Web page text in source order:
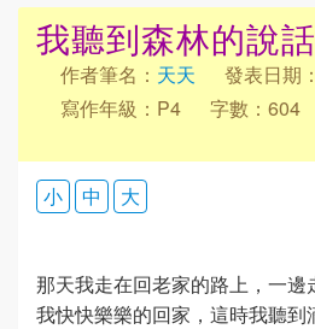
我聽到森林的說話
作者筆名： 天天
發表日期
寫作年級：P4
字數：604
小 中 大
那天我走在回老家的路上，一邊
我快快樂樂的回家，這時我聽